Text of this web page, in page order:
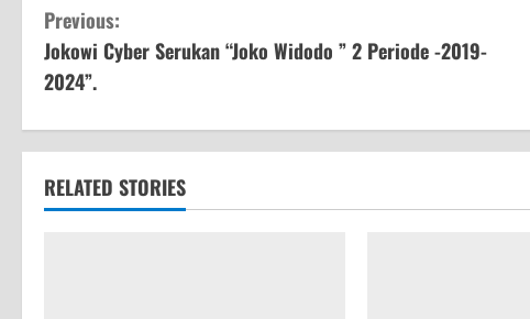
C
o
n
t
i
Previous:
Jokowi Cyber Serukan “Joko Widodo ” 2 Periode -2019-
2024”.
RELATED STORIES